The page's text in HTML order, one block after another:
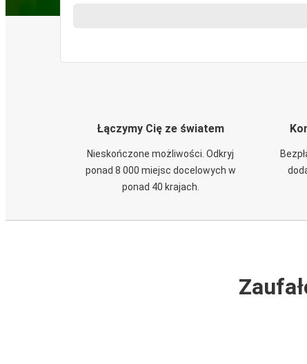
Łączymy Cię ze światem
Nieskończone możliwości. Odkryj
ponad 8 000 miejsc docelowych w
ponad 40 krajach.